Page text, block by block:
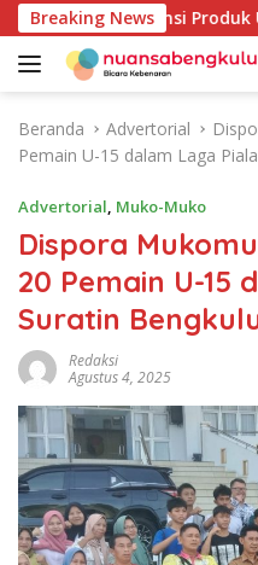
a
Breaking News
Petakan Potensi Produk
Beranda Advertorial
Pemain U-15 dalam Laga
Advertorial, Muko-Muko
Dispora
20 Pemain U-15
Suratin
Redaksi
Agustus 4, 2025